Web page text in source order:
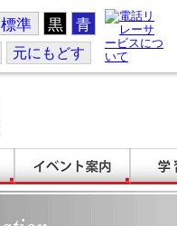
標準 黒 青
元にもどす